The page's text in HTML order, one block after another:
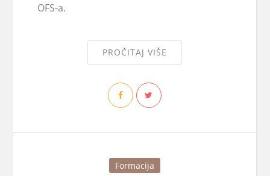
OFS-a.
PROČITAJ VIŠE
Formacija